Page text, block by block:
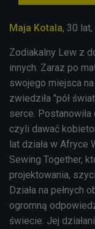
Maja Kotala, 30
Zodiakalny Lew z
innych. Zaraz po
swojego miejsca
zwiedziła "pół
serce.
czyli dawać
lat działa w Afryce
Sewing Together,
projektowania,
Działa na pełnych
ogromną
świecie. Jej